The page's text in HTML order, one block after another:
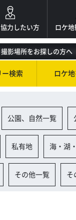
力したい方 ロケ
撮影場所をお探しの方へ
ー検索 ロケ
公園、自然一覧
私有地 海・湖
その他一覧 そ